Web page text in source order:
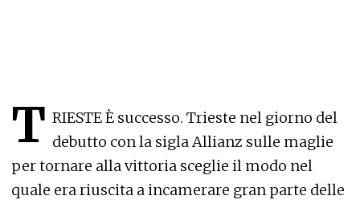
T RIESTE È successo. Trieste nel giorno del
debutto con la sigla Allianz sulle maglie
per tornare alla vittoria sceglie il modo nel
quale era riuscita a incamerare gran parte delle